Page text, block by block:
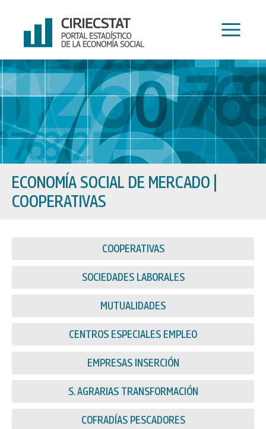
contenido
ECONOMÍA SOCIAL DE MERCADO
COOPERATIVAS
COOPERATIVAS
SOCIEDADES LABORALES
MUTUALIDADES
CENTROS ESPECIALES EMPLEO
EMPRESAS INSERCIÓN
S. AGRARIAS TRANSFORMACIÓN
COFRADÍAS PESCADORES